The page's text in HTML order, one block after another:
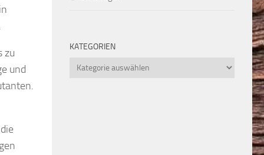
zu
und
KATEGORIEN
Kategorien